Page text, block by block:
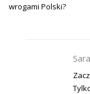
wrogami Polski?
Sara